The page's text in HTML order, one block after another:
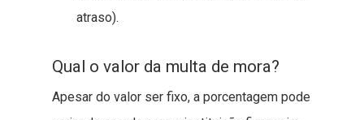
atraso).
Qual o valor da multa de mora?
Apesar do valor ser fixo, a porcentagem pode